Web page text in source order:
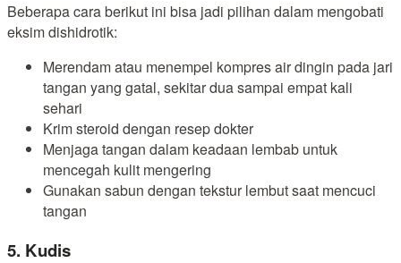
Beberapa cara berikut ini bisa jadi pilihan dalam mengobati
eksim dishidrotik:
Merendam atau menempel kompres air dingin pada jari
tangan yang gatal, sekitar dua sampai empat kali
sehari
Krim steroid dengan resep dokter
Menjaga tangan dalam keadaan lembab untuk
mencegah kulit mengering
Gunakan sabun dengan tekstur lembut saat mencuci
tangan
5. Kudis